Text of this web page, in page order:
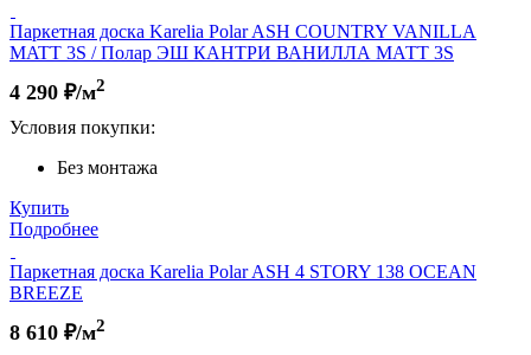
Паркетная доска Karelia Polar ASH COUNTRY VANILLA
MATT 3S / Полар ЭШ КАНТРИ ВАНИЛЛА МАТТ 3S
4 290 ₽/м2
Условия покупки:
Без монтажа
Купить
Подробнее
Паркетная доска Karelia Polar ASH 4 STORY 138 OCEAN
BREEZE
8 610 ₽/м2